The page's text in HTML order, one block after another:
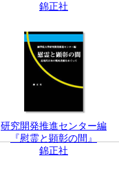
錦正社
研究開発推進センター編
『慰霊と顕彰の間』
錦正社